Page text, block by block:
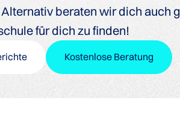
beraten wir dich auch
für dich zu finden!
Kostenlose Beratung